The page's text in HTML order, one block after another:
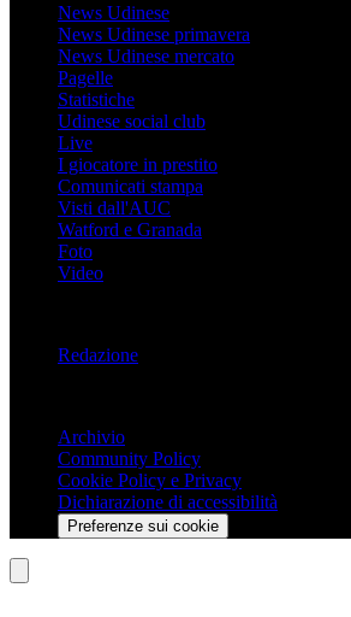
News Udinese
News Udinese primavera
News Udinese mercato
Pagelle
Statistiche
Udinese social club
Live
I giocatore in prestito
Comunicati stampa
Visti dall'AUC
Watford e Granada
Foto
Video
Redazione
Archivio
Community Policy
Cookie Policy e Privacy
Dichiarazione di accessibilità
Preferenze sui cookie